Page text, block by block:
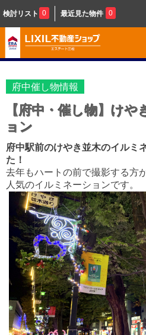
検討リスト 0 最近見た物件 0
府中催し物情報
【府中・催し物】け
ョン
府中駅前のけやき並木のイルミ
た！
去年もハートの前で撮影する方
人気のイルミネーションです。